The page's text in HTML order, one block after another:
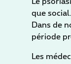
que
Dans de
période
Les